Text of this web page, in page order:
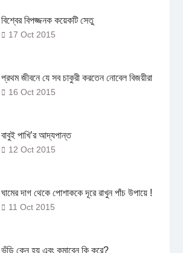
বিশ্বের বিপজ্জনক কয়েকটি সেতু
17 Oct 2015
প্রথম জীবনে যে সব চাকুরী করতেন নোবেল বিজয়ীরা
16 Oct 2015
বাবুই পাখি’র আদ্যপান্ত
12 Oct 2015
ঘামের দাগ থেকে পোশাককে দূরে রাখুন পাঁচ উপায়ে !
11 Oct 2015
ভুঁড়ি কেন হয় এবং কমাবেন কি করে?